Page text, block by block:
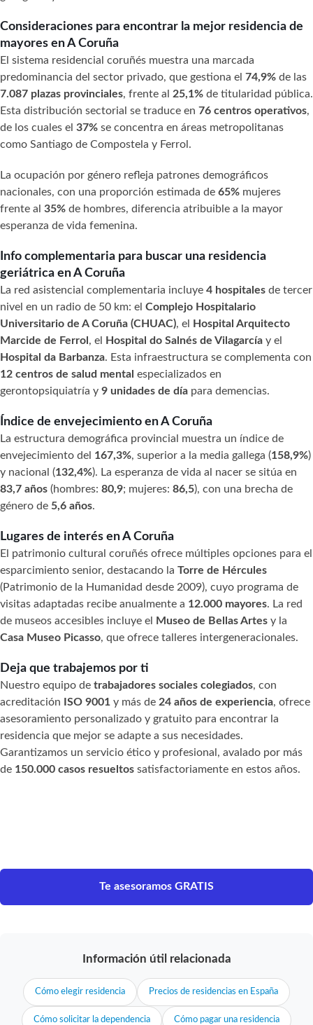
Consideraciones para encontrar la mejor residencia de
mayores en A Coruña
El sistema residencial coruñés muestra una marcada
predominancia del sector privado, que gestiona el 74,9% de las
7.087 plazas provinciales, frente al 25,1% de titularidad pública.
Esta distribución sectorial se traduce en 76 centros operativos,
de los cuales el 37% se concentra en áreas metropolitanas
como Santiago de Compostela y Ferrol.
La ocupación por género refleja patrones demográficos
nacionales, con una proporción estimada de 65% mujeres
frente al 35% de hombres, diferencia atribuible a la mayor
esperanza de vida femenina.
Info complementaria para buscar una residencia
geriátrica en A Coruña
La red asistencial complementaria incluye 4 hospitales de tercer
nivel en un radio de 50 km: el Complejo Hospitalario
Universitario de A Coruña (CHUAC), el
Hospital Arquitecto
Marcide de Ferrol , el Hospital do Salnés de Vilagarcía y el
Hospital da Barbanza. Esta infraestructura se complementa con
12 centros de salud mental especializados en
gerontopsiquiatría y 9 unidades de día para demencias.
Índice de envejecimiento en A Coruña
La estructura demográfica provincial muestra un índice de
envejecimiento del 167,3%, superior a la media gallega (158,9%)
y nacional (132,4%). La esperanza de vida al nacer se sitúa en
83,7 años (hombres: 80,9; mujeres: 86,5), con una brecha de
género de 5,6 años.
Lugares de interés en A Coruña
El patrimonio cultural coruñés ofrece múltiples opciones para el
esparcimiento senior, destacando la Torre de Hércules
(Patrimonio de la Humanidad desde 2009), cuyo programa de
visitas adaptadas recibe anualmente a 12.000 mayores. La red
de museos accesibles incluye el
Museo de Bellas Artes y la
Casa Museo Picasso, que ofrece talleres intergeneracionales.
Deja que trabajemos por ti
Nuestro equipo de trabajadores sociales colegiados, con
acreditación
ISO 9001 y más de 24 años de experiencia, ofrece
asesoramiento personalizado y gratuito para encontrar la
residencia que mejor se adapte a sus necesidades.
Garantizamos un servicio ético y profesional, avalado por más
de 150.000 casos resueltos satisfactoriamente en estos años.
Te asesoramos GRATIS
Información útil relacionada
Cómo elegir residencia Precios de residencias en España
Cómo solicitar la dependencia Cómo pagar una residencia